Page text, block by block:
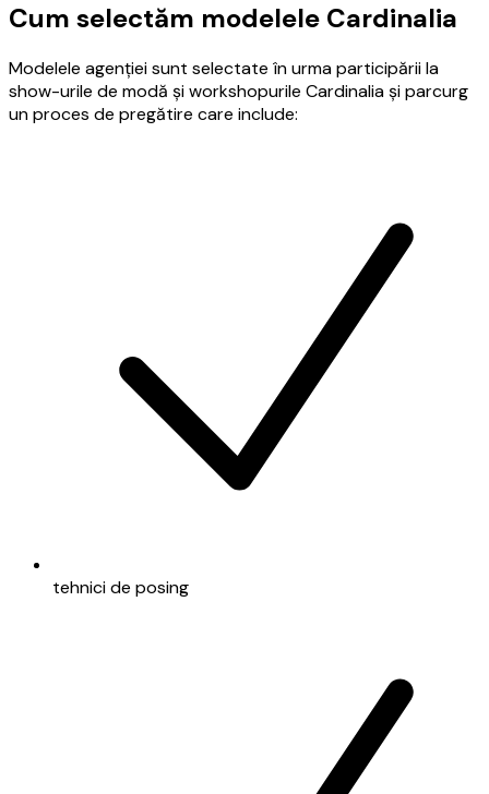
Cum selectăm modelele Cardinalia
Modelele agenției sunt selectate în urma participării la
show-urile de modă și workshopurile Cardinalia și parcurg
un proces de pregătire care include:
tehnici de posing